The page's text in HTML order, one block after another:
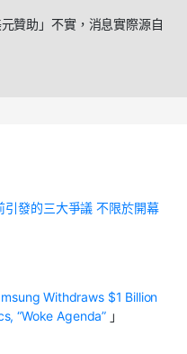
贊助」不實，消息實際源自
引發的三大爭議 不限於開幕
Withdraws $1 Billion
“Woke Agenda” 」